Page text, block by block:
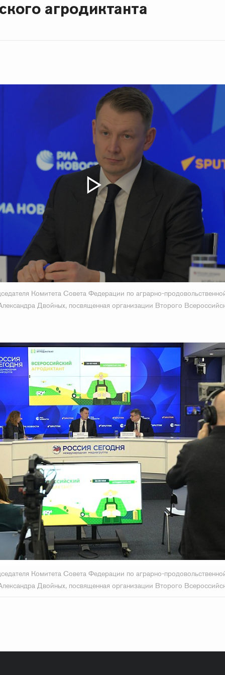
агродиктанта
Комитета Совета Федерации по аграрно-
Двойных, посвященная организации Второго
Комитета Совета Федерации по аграрно-
Двойных, посвященная организации Второго